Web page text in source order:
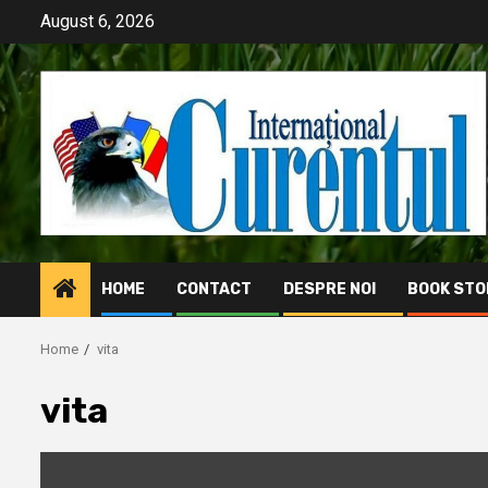
content
August 6, 2026
HOME CONTACT DESPRE NOI BOOK
Home vita
vita